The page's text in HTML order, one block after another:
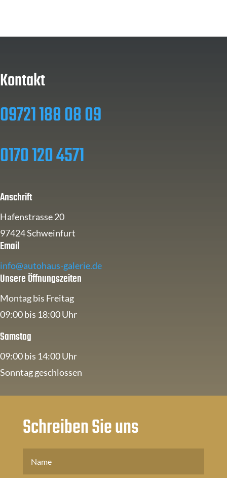
Kontakt
09721 188 08 09
0170 120 4571
Anschrift
Hafenstrasse 20
97424 Schweinfurt
Email
info@autohaus-galerie.de
Unsere Öffnungszeiten
Montag bis Freitag
09:00 bis 18:00 Uhr
Samstag
09:00 bis 14:00 Uhr
Sonntag geschlossen
Schreiben Sie uns